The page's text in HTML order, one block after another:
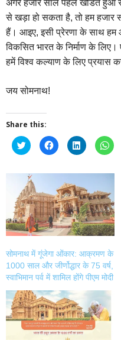
अगर हजार साल पहले खंडित हुआ
से खड़ा हो सकता है, तो हम हजार
हैं। आइए, इसी प्रेरणा के साथ
विकसित भारत के निर्माण के
हमें विश्व कल्याण के लिए प्रयास
जय सोमनाथ!
Share this:
Click
to
share
Twitter
(Opens
in
new
window)
Click
to
share
Facebook
in
new
window)
Click
to
share
LinkedIn
in
new
window)
Click
to
new
सोमनाथ में गूंजेगा ओंकार: आक्रमण के
1000 साल और जीर्णोद्धार के 75 वर्ष,
स्वाभिमान पर्व में शामिल होंगे पीएम मोदी